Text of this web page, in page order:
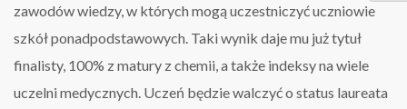
zawodów wiedzy, w których mogą uczestniczyć uczniowie
szkół ponadpodstawowych. Taki wynik daje mu już tytuł
finalisty, 100% z matury z chemii, a także indeksy na wiele
uczelni medycznych. Uczeń będzie walczyć o status laureata